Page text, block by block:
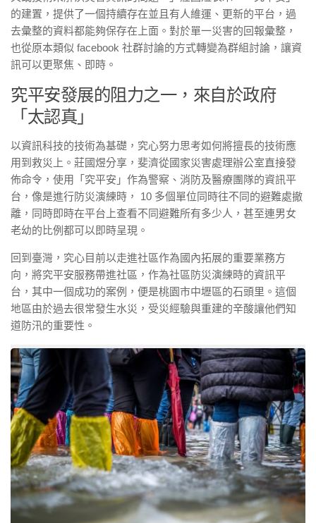
的建置，提供了一個持續存在並且有人維運、更新的平台，過
去彙整的資料都能夠保存在上面。對於單一災害的回報彙整，
也從原本類似 facebook 社群討論的方式轉變為群組討論，讓資
訊可以更聚焦、即時。
究平安發展的阻力之一，來自於政府
「太認真」
以資訊科技的技術為基礎，究心努力思考如何將擅長的技術應
用到救災上。莊國煜分享，斐濟從國家災害處理辦公室直接發
佈命令，使用「究平安」作為警察、消防及醫療團隊的資訊平
台，像是進行防災演練時， 10 多個單位同時往不同的避難處撤
離，同時即時在平台上查看不同避難所有多少人，甚至連男女
老幼的比例都可以即時呈現。
回到臺灣，究心目前以走進社區作為國內拓展的重要業務方
向，將究平安服務帶進社區，作為社區防災演練時的資訊平
台，其中一個成功的案例，便是桃園市中壢區的石頭里。這個
地區由於過去很常發生水災，受災經驗與重建的辛酸讓他們知
道防汛的重要性。